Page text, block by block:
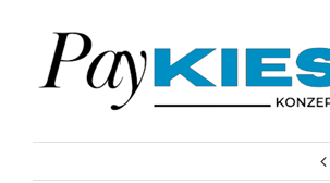
springen